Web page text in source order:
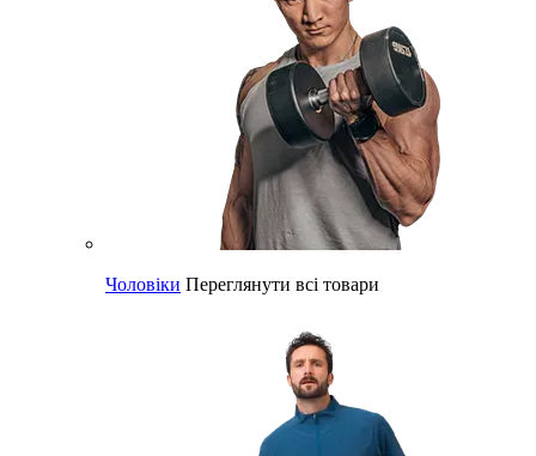
Чоловіки Переглянути всі товари